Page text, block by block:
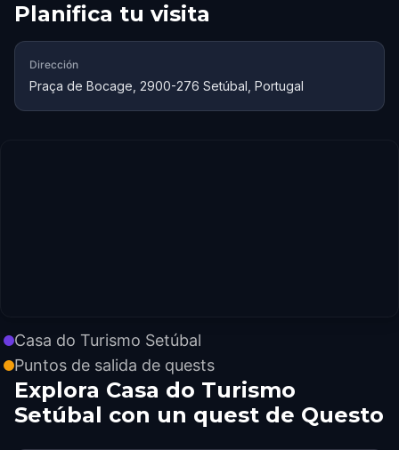
Planifica tu visita
Dirección
Praça de Bocage, 2900-276 Setúbal, Portugal
Casa do Turismo Setúbal
Puntos de salida de quests
Explora Casa do Turismo
Setúbal con un quest de Questo